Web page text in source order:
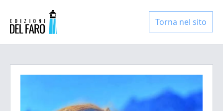
Torna nel sito